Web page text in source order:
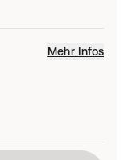
Mehr Infos